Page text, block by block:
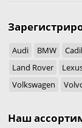
Audi BMW
Land Rover
Volkswagen
Наш